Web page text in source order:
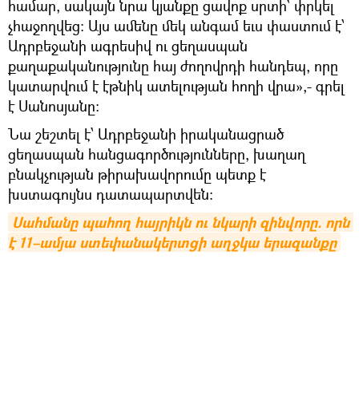
համար, սակայն նրա կյանքը ցավոք սրտի` փրկել
չհաջողվեց։ Այս ամենը մեկ անգամ եւս փաստում է՝
Ադրբեջանի ագրեսիվ ու ցեղասպան
քաղաքականությունը հայ ժողովրդի հանդեպ, որը
կատարվում է էթնիկ ատելության հողի վրա»,- գրել
է Սանոսյանը։
Նա շեշտել է՝ Ադրբեջանի իրականացրած
ցեղասպան հանցագործությունները, խաղաղ
բնակչության թիրախավորումը պետք է
խստագույնս դատապարտվեն։
Սահմանը պահող հայրիկն ու նկարի զինվորը. որն
է 11–ամյա ստեփանակերտցի աղջկա երազանքը